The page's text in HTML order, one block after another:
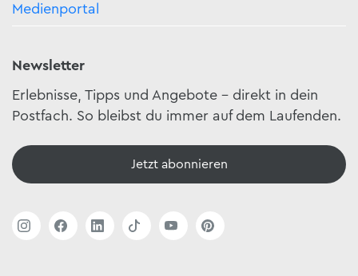
Medienportal
Newsletter
Erlebnisse, Tipps und Angebote – direkt in dein
Postfach. So bleibst du immer auf dem Laufenden.
Jetzt abonnieren